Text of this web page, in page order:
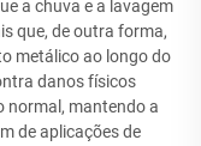
a chuva e a lavagem
que, de outra forma,
metálico ao longo do
danos físicos
normal, mantendo a
de aplicações de